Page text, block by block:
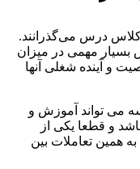
درس می‌گذرانند.
مهمی در میزان
آینده شغلی آنها
تواند آموزش و
و قطعا یکی از
تعاملات بین